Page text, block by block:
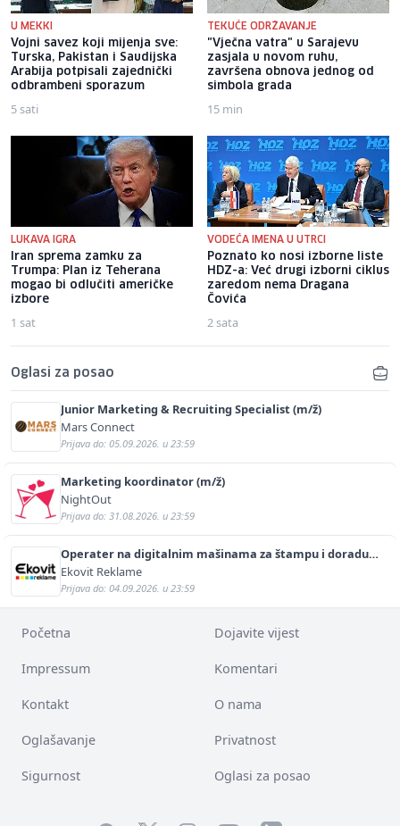
U MEKKI
Vojni savez koji mijenja sve:
Turska, Pakistan i Saudijska
Arabija potpisali zajednički
odbrambeni sporazum
5 sati
TEKUĆE ODRŽAVANJE
"Vječna vatra" u Sarajevu
zasjala u novom ruhu,
završena obnova jednog od
simbola grada
15 min
LUKAVA IGRA
Iran sprema zamku za
Trumpa: Plan iz Teherana
mogao bi odlučiti američke
izbore
1 sat
VODEĆA IMENA U UTRCI
Poznato ko nosi izborne liste
HDZ-a: Već drugi izborni ciklus
zaredom nema Dragana
Čovića
2 sata
Oglasi za posao
Junior Marketing & Recruiting Specialist (m/ž)
Mars Connect
Prijava do: 05.09.2026. u 23:59
Marketing koordinator (m/ž)
NightOut
Prijava do: 31.08.2026. u 23:59
Operater na digitalnim mašinama za štampu i doradu
(m/ž)
Ekovit Reklame
Prijava do: 04.09.2026. u 23:59
Početna Dojavite vijest
Impressum Komentari
Kontakt O nama
Oglašavanje Privatnost
Sigurnost Oglasi za posao